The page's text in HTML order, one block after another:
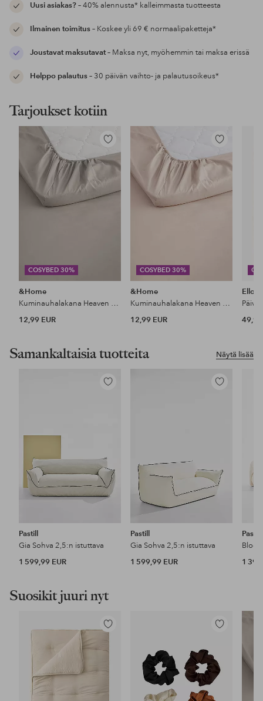
Uusi asiakas?– 40% alennusta* kalleimmasta tuotteesta
Ilmainen toimitus– Koskee yli 69 € normaalipaketteja*
Joustavat maksutavat– Maksa nyt, myöhemmin tai maksa erissä
Helppo palautus– 30 päivän vaihto- ja palautusoikeus*
Tarjoukset kotiin
COSYBED 30%
Lisää
suosikkeihin
&Home
Kuminauhalakana Heaven puuvillaa
12,99 EUR
COSYBED 30%
Lisää
suosikkeihin
&Home
Kuminauhalakana Heaven puuvillaa
12,99 EUR
Ellos
49,99
Näytä lisää
Samankaltaisia tuotteita
Lisää
Pastill
Gia Sohva 2,5:n istuttava
1 599,99 EUR
Lisää
Pastill
Gia Sohva 2,5:n istuttava
1 599,99 EUR
Pastill
1 399
Suosikit juuri nyt
Lisää
Lisää